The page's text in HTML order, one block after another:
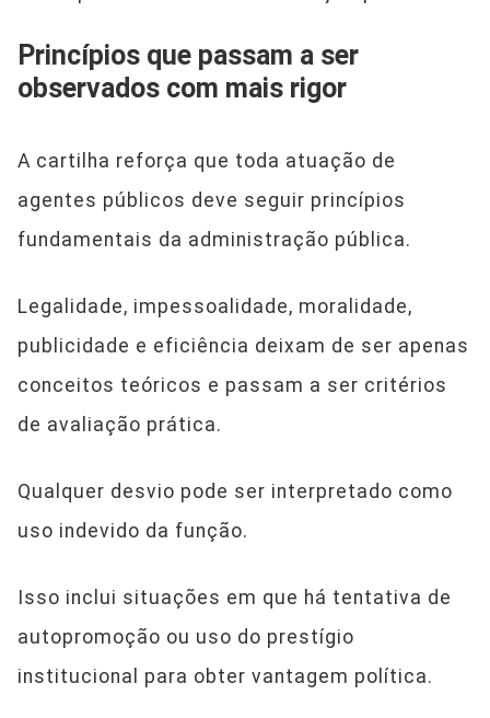
Princípios que passam a ser
observados com mais rigor
A cartilha reforça que toda atuação de
agentes públicos deve seguir princípios
fundamentais da administração pública.
Legalidade, impessoalidade, moralidade,
publicidade e eficiência deixam de ser apenas
conceitos teóricos e passam a ser critérios
de avaliação prática.
Qualquer desvio pode ser interpretado como
uso indevido da função.
Isso inclui situações em que há tentativa de
autopromoção ou uso do prestígio
institucional para obter vantagem política.